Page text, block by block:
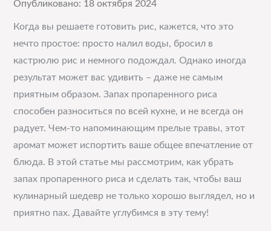
Опубликовано: 18 октября 2024
Когда вы решаете готовить рис, кажется, что это
нечто простое: просто налил воды, бросил в
кастрюлю рис и немного подождал. Однако иногда
результат может вас удивить – даже не самым
приятным образом. Запах пропаренного риса
способен разноситься по всей кухне, и не всегда он
радует. Чем-то напоминающим прелые травы, этот
аромат может испортить ваше общее впечатление от
блюда. В этой статье мы рассмотрим, как убрать
запах пропаренного риса и сделать так, чтобы ваш
кулинарный шедевр не только хорошо выглядел, но и
приятно пах. Давайте углубимся в эту тему!